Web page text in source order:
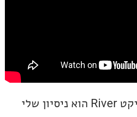
תזכורת: פרויקט River הוא ניסיון שלי